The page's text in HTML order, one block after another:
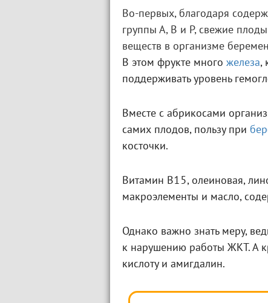
Во-первых, благодаря
группы А, В и Р, свежие
веществ в организме
В этом фрукте много железа,
поддерживать уровень
Вместе с абрикосами
самих плодов, пользу при
косточки.
Витамин В15, олеиновая,
макроэлементы и масло,
Однако важно знать меру,
к нарушению работы ЖКТ. А
кислоту и амигдалин.